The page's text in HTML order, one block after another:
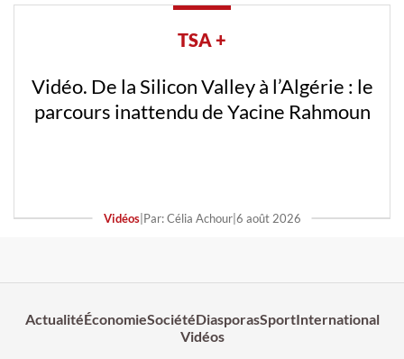
TSA +
Vidéo. De la Silicon Valley à l’Algérie : le
parcours inattendu de Yacine Rahmoun
Vidéos| Par: Célia Achour| 6 août 2026
ActualitéÉconomieSociétéDiasporasSportInternational
Vidéos